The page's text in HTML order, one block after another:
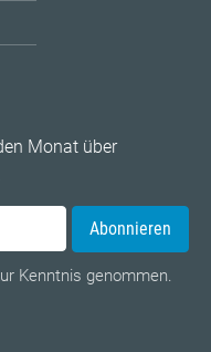
Monat über
Abonnieren
Kenntnis genommen.